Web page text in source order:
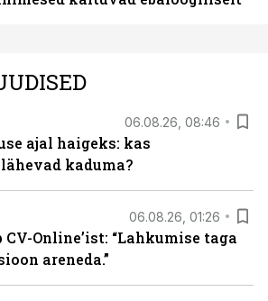
06.08.26, 08:46
ajal haigeks: kas
kaduma?
06.08.26, 01:26
Online’ist: “Lahkumise taga
areneda.”